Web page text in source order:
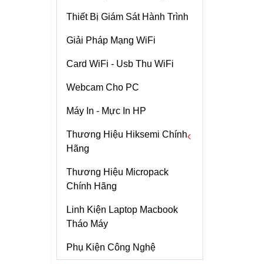
Thiết Bị Giám Sát Hành Trình
Giải Pháp Mạng WiFi
Card WiFi - Usb Thu WiFi
Webcam Cho PC
Máy In - Mực In HP
Thương Hiệu Hiksemi Chính
Hãng
Ổ Cứng SSD
RAM
SSD Di Động
Thương Hiệu Micropack
Chính Hãng
Linh Kiện Laptop Macbook
Tháo Máy
Phụ Kiện Công Nghệ
WS5200
Chi tiết
ROUTER WIFI
Chi tiết
WiFi TP-Link Archer
Chi tiết
Thiết Bị Mạng Airmax
Rocket M2 Kèm
Anten Sector 14dBi 2
Độ
Ubiquiti Airmax
Rocket M2 Kèm